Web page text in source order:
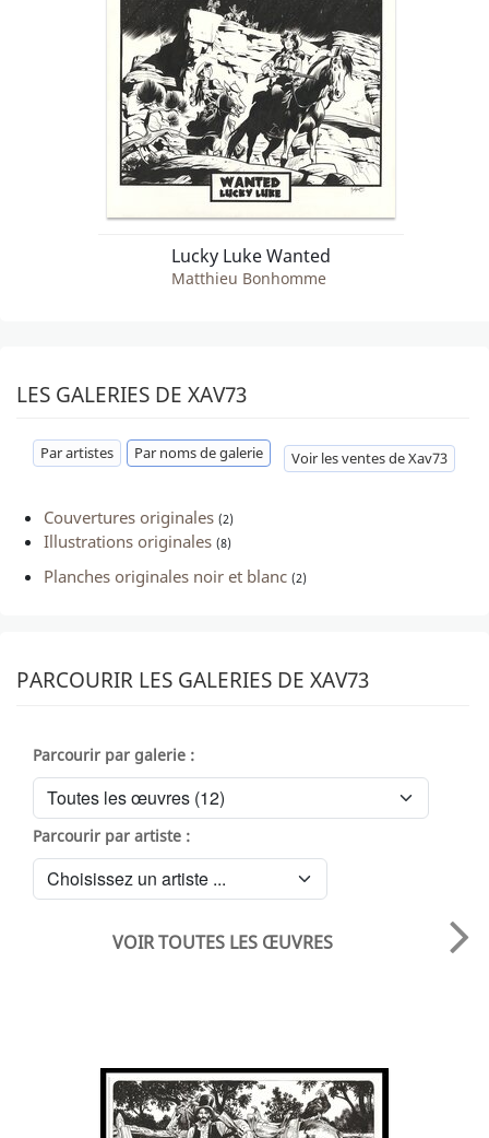
Lucky Luke Wanted
Matthieu Bonhomme
LES GALERIES DE XAV73
Par artistes Par noms de galerie Voir les ventes de Xav73
Couvertures originales (2)
Illustrations originales (8)
Planches originales noir et blanc (2)
PARCOURIR LES GALERIES DE XAV73
Parcourir par galerie :
Parcourir par artiste :
VOIR TOUTES LES ŒUVRES